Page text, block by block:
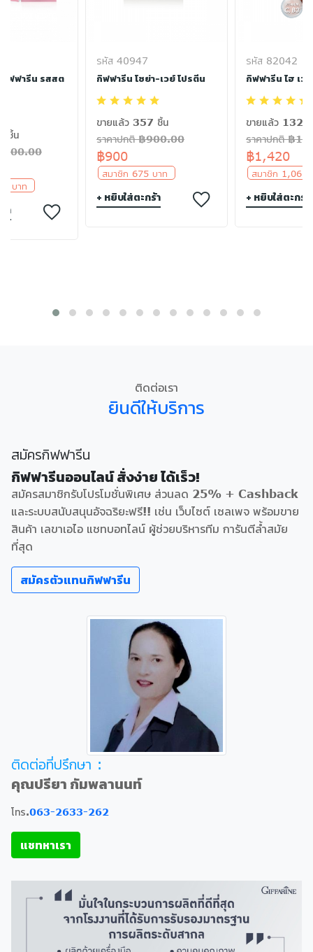
ฟฟารีน รสสต
ชิ้น
บาท
า
รหัส 40947
กิฟฟารีน โซย่า-เวย์ โปรตีน
ขายแล้ว 357 ชิ้น
ราคาปกติ ฿900.00
฿900
สมาชิก 675 บาท
+ หยิบใส่ตะกร้า
รหัส 82042
กิฟฟารีน ไฮ เว
ขายแล้ว 132
ราคาปกติ ฿
฿1,420
สมาชิก
+ หยิบใส่ตะกร้า
ติดต่อเรา
ยินดีให้บริการ
สมัครกิฟฟารีน
กิฟฟารีนออนไลน์ สั่งง่าย ได้เร็ว!
สมัครสมาชิกรับโปรโมชั่นพิเศษ ส่วนลด 25% + Cashback
และระบบสนับสนุนอัจฉริยะฟรี!! เช่น เว็บไซต์ เซลเพจ พร้อมขาย
สินค้า เลขาเอไอ แชทบอทไลน์ ผู้ช่วยบริหารทีม การันตีล้ำสมัย
ที่สุด
สมัครตัวแทนกิฟฟารีน
ติดต่อที่ปรึกษา :
คุณปรียา กัมพลานนท์
โทร.063-2633-262
แชทหาเรา